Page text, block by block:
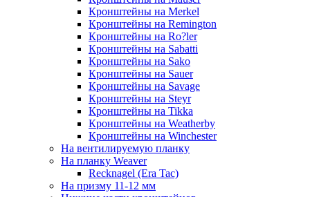
Кронштейны на Merkel
Кронштейны на Remington
Кронштейны на Ro?ler
Кронштейны на Sabatti
Кронштейны на Sako
Кронштейны на Sauer
Кронштейны на Savage
Кронштейны на Steyr
Кронштейны на Tikka
Кронштейны на Weatherby
Кронштейны на Winchester
На вентилируемую планку
На планку Weaver
Recknagel (Era Tac)
На призму 11-12 мм